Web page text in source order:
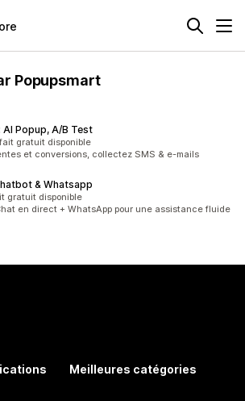
Popupsmart
Popup, A/B Test
5 gratuit disponible
et conversions, collectez SMS & e-mails
& Whatsapp
5gratuit disponible
en direct + WhatsApp pour une assistance fluide
Meilleures catégories